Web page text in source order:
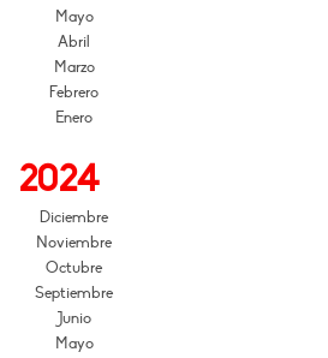
Mayo
Abril
Marzo
Febrero
Enero
2024
Diciembre
Noviembre
Octubre
Septiembre
Junio
Mayo